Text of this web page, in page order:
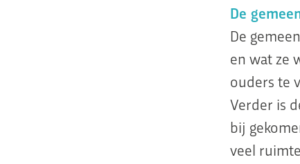
De
De
en wat ze
ouders te
Verder is
bij
veel